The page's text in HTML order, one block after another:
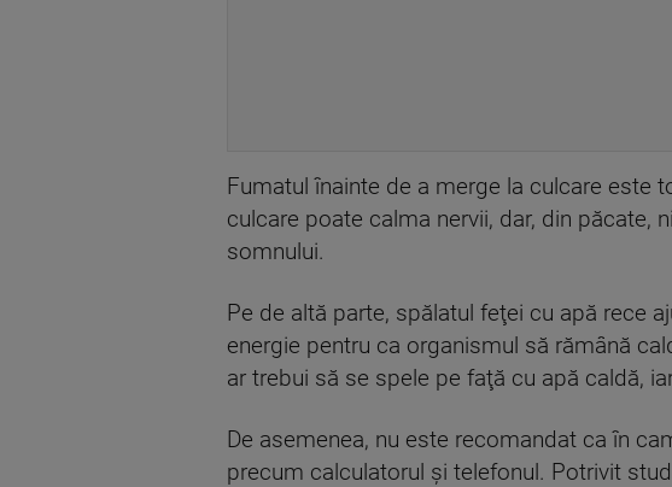
Fumatul înainte de a merge la culcare este
culcare poate calma nervii, dar, din păcate,
somnului.
Pe de altă parte, spălatul feţei cu apă rece
energie pentru ca organismul să rămână
ar trebui să se spele pe faţă cu apă caldă,
De asemenea, nu este recomandat ca în
precum calculatorul şi telefonul. Potrivit